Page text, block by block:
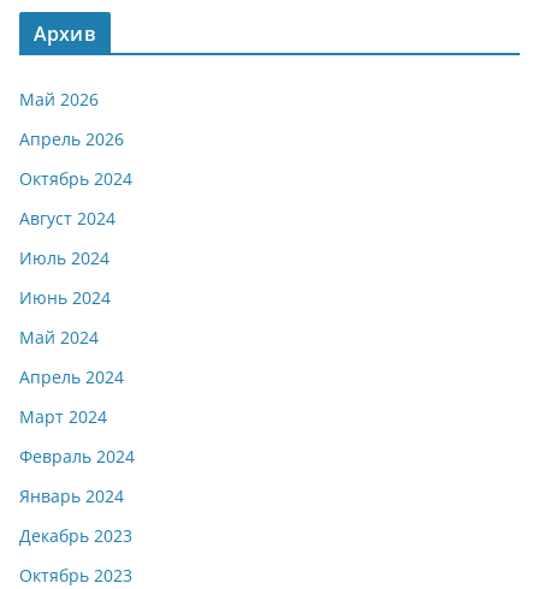
Архив
Май 2026
Апрель 2026
Октябрь 2024
Август 2024
Июль 2024
Июнь 2024
Май 2024
Апрель 2024
Март 2024
Февраль 2024
Январь 2024
Декабрь 2023
Октябрь 2023